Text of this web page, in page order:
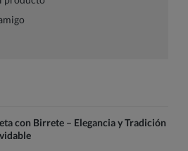
con Birrete – Elegancia y Tradición